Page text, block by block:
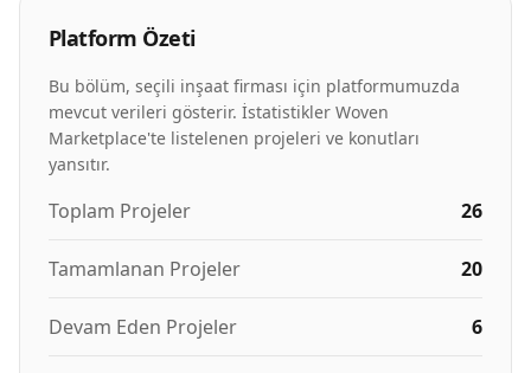
Platform Özeti
Bu bölüm, seçili inşaat firması için platformumuzda
mevcut verileri gösterir. İstatistikler Woven
Marketplace'te listelenen projeleri ve konutları
yansıtır.
Toplam Projeler 26
Tamamlanan Projeler 20
Devam Eden Projeler 6